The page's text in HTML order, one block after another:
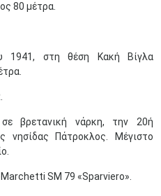
80 μέτρα.
1941, στη θέση Κακή Βίγλα
βρετανική νάρκη, την 20ή
νησίδας Πάτροκλος. Μέγιστο
SM 79 «Sparviero».